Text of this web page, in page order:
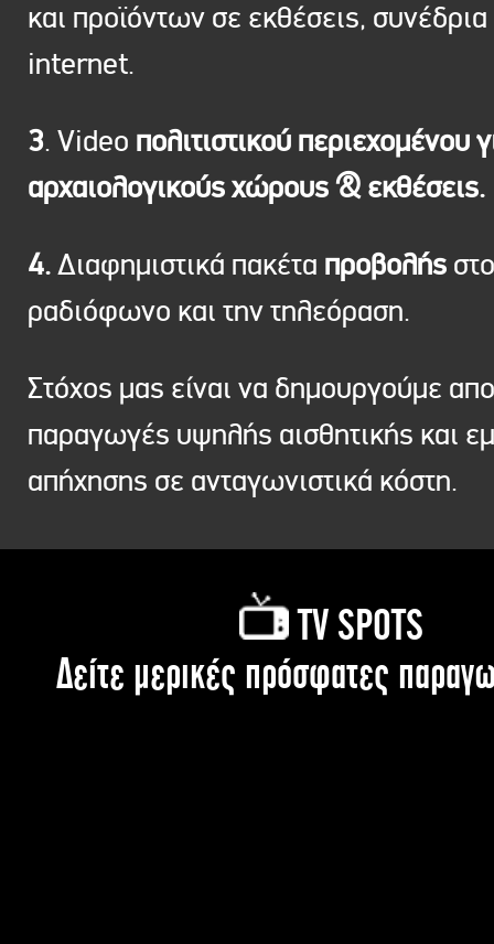
και προϊόντων σε εκθέσεις, συνέδρια
internet.
3. Video πολιτιστικού περιεχομένου
αρχαιολογικούς χώρους & εκθέσεις.
4.Διαφημιστικά πακέτα προβολής στο
ραδιόφωνο και την τηλεόραση.
Στόχος μας είναι να δημουργούμε
παραγωγές υψηλής αισθητικής και
απήχησης σε ανταγωνιστικά κόστη.
TV SPOTS
Δείτε μερικές πρόσφατες